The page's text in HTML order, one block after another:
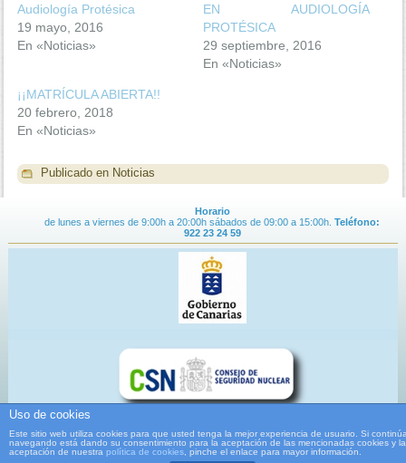
Audiología Protésica
19 mayo, 2016
En «Noticias»
EN AUDIOLOGÍA
PROTÉSICA
29 septiembre, 2016
En «Noticias»
¡¡MATRÍCULA ABIERTA!!
20 febrero, 2018
En «Noticias»
Publicado en Noticias
Horario
de lunes a viernes de 9:00h a 20:00h sábados de 09:00 a 15:00h. Teléfono:
922 23 24 59
Contacto|Aviso Legal| Condiciones de Uso |Política de Privacidad
Copyright
2016 Centro de Especialidades Protésico Sanitarias de Canarias
Uso de cookies
Este sitio web utiliza cookies para que usted tenga la mejor experiencia de usuario. Si
navegando está dando su consentimiento para la aceptación de las mencionadas cookies y la
aceptación de nuestra política de cookies , pinche el enlace para mayor información.